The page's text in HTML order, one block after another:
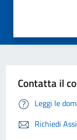
Contatta il
Leggi le
Richiedi